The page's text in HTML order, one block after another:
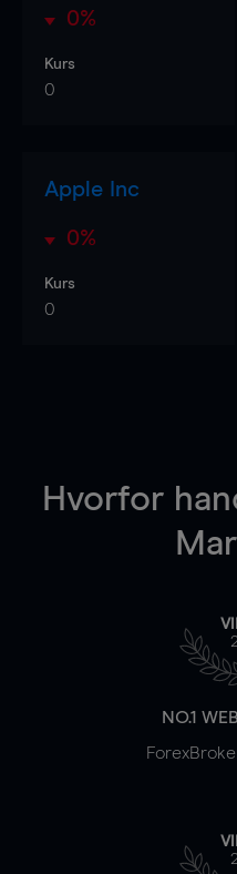
0%
Kurs
0
Apple Inc
0%
Kurs
0
Hvorfor
NO.1